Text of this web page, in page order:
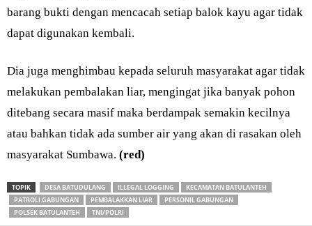
barang bukti dengan mencacah setiap balok kayu agar tidak
dapat digunakan kembali.
Dia juga menghimbau kepada seluruh masyarakat agar tidak
melakukan pembalakan liar, mengingat jika banyak pohon
ditebang secara masif maka berdampak semakin kecilnya
atau bahkan tidak ada sumber air yang akan di rasakan oleh
masyarakat Sumbawa. (red)
TOPIK DESA BATUDULANG ILLEGAL LOGGING
KECAMATAN BATULANTEH
PATROLI GABUNGAN
PEMBALAKKAN LIAR
PERSONIL GABUNGAN
POLSEK BATULANTEH
TNI/POLRI